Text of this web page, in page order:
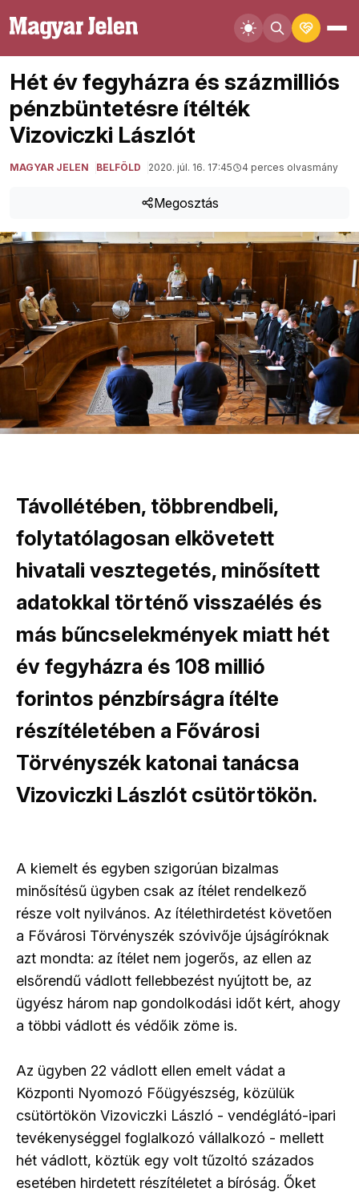
Hét év fegyházra és százmilliós
pénzbüntetésre ítélték
Vizoviczki Lászlót
MAGYAR JELEN BELFÖLD 2020. júl. 16. 17:45 4 perces olvasmány
Megosztás
Távollétében, többrendbeli,
folytatólagosan elkövetett
hivatali vesztegetés, minősített
adatokkal történő visszaélés és
más bűncselekmények miatt hét
év fegyházra és 108 millió
forintos pénzbírságra ítélte
részítéletében a Fővárosi
Törvényszék katonai tanácsa
Vizoviczki Lászlót csütörtökön.
A kiemelt és egyben szigorúan bizalmas
minősítésű ügyben csak az ítélet rendelkező
része volt nyilvános. Az ítélethirdetést követően
a Fővárosi Törvényszék szóvivője újságíróknak
azt mondta: az ítélet nem jogerős, az ellen az
elsőrendű vádlott fellebbezést nyújtott be, az
ügyész három nap gondolkodási időt kért, ahogy
a többi vádlott és védőik zöme is.
Az ügyben 22 vádlott ellen emelt vádat a
Központi Nyomozó Főügyészség, közülük
csütörtökön Vizoviczki László - vendéglátó-ipari
tevékenységgel foglalkozó vállalkozó - mellett
hét vádlott, köztük egy volt tűzoltó százados
esetében hirdetett részítéletet a bíróság. Őket